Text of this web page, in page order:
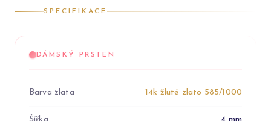
SPECIFIKACE
DÁMSKÝ PRSTEN
Barva zlata 14k žluté zlato 585/1000